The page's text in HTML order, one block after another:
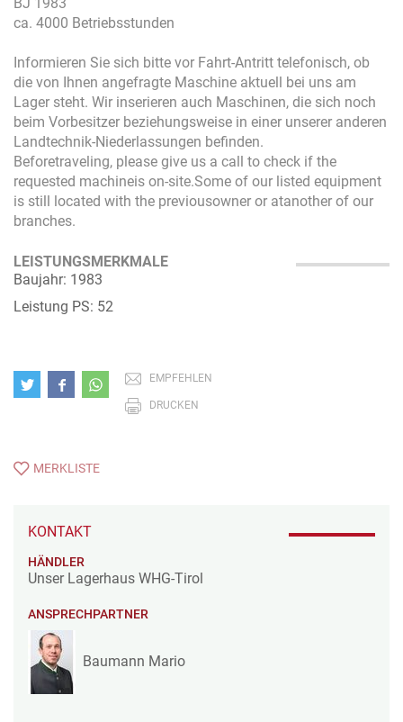
ca. 4000 Betriebsstunden
Informieren Sie sich bitte vor Fahrt-Antritt telefonisch, ob
die von Ihnen angefragte Maschine aktuell bei uns am
Lager steht. Wir inserieren auch Maschinen, die sich noch
beim Vorbesitzer beziehungsweise in einer unserer anderen
Landtechnik-Niederlassungen befinden.
Beforetraveling, please give us a call to check if the
requested machineis on-site.Some of our listed equipment
is still located with the previousowner or atanother of our
branches.
LEISTUNGSMERKMALE
Baujahr: 1983
Leistung PS: 52
EMPFEHLEN
DRUCKEN
MERKLISTE
KONTAKT
HÄNDLER
Unser Lagerhaus WHG-Tirol
ANSPRECHPARTNER
Baumann Mario